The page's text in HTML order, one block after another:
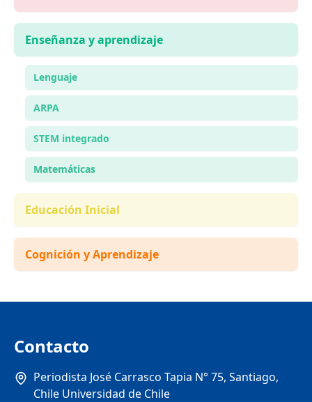
Enseñanza y aprendizaje
Lenguaje
ARPA
STEM integrado
Matemáticas
Educación Inicial
Cognición y Aprendizaje
Contacto
Periodista José Carrasco Tapia N° 75, Santiago,
Chile Universidad de Chile